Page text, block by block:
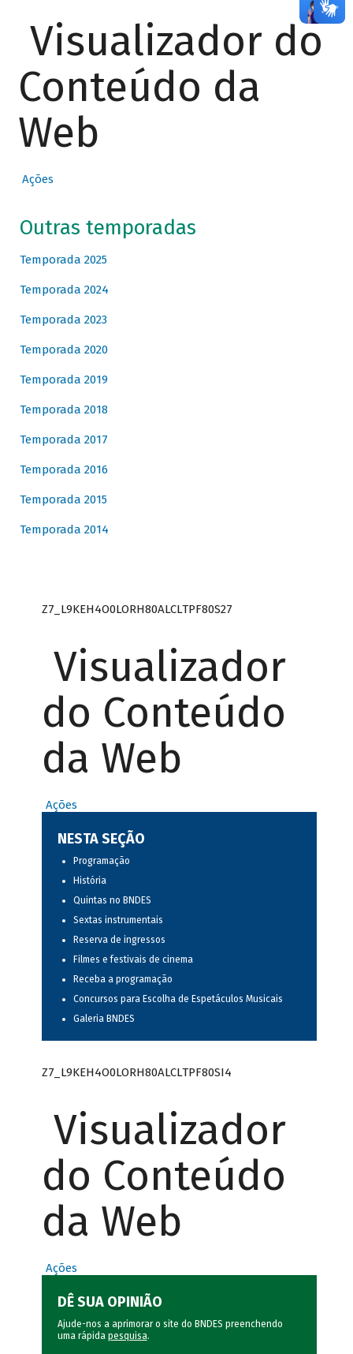
Visualizador do
Conteúdo da
Web
Ações
Outras temporadas
Temporada 2025
Temporada 2024
Temporada 2023
Temporada 2020
Temporada 2019
Temporada 2018
Temporada 2017
Temporada 2016
Temporada 2015
Temporada 2014
Z7_L9KEH4O0LORH80ALCLTPF80S27
Visualizador
do Conteúdo
da Web
Ações
NESTA SEÇÃO
Programação
História
Quintas no BNDES
Sextas instrumentais
Reserva de ingressos
Filmes e festivais de cinema
Receba a programação
Concursos para Escolha de Espetáculos Musicais
Galeria BNDES
Z7_L9KEH4O0LORH80ALCLTPF80SI4
Visualizador
do Conteúdo
da Web
Ações
DÊ SUA OPINIÃO
Ajude-nos a aprimorar o site do BNDES preenchendo
uma rápida pesquisa.